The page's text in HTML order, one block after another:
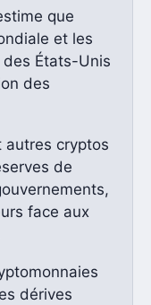
que
et les
États-Unis
des
autres cryptos
de
face aux
dérives